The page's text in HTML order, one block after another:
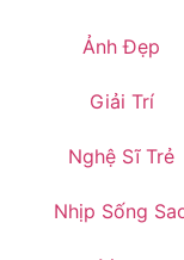
Ảnh Đẹp
Giải Trí
Nghệ Sĩ Trẻ
Nhịp Sống